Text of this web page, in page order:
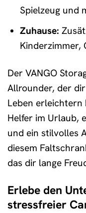
Spielzeug und
Zuhause:
Kinderzimmer,
Der VANGO
Allrounder, der
Leben
Helfer im Urlaub,
und ein stilvolles
diesem
das dir lange
Erlebe den
stressfreier